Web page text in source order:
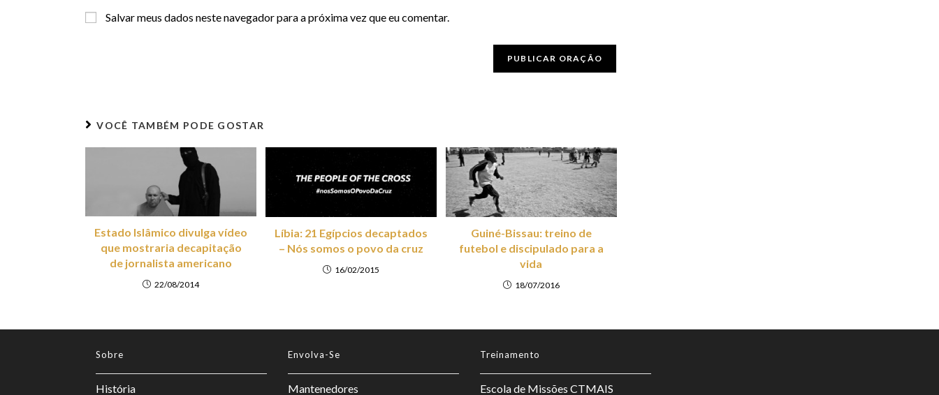
Salvar meus dados neste navegador para a próxima vez que eu comentar.
VOCÊ TAMBÉM PODE GOSTAR
Estado Islâmico divulga vídeo
que mostraria decapitação
de jornalista americano
22/08/2014
Líbia: 21 Egípcios decaptados
– Nós somos o povo da cruz
16/02/2015
Guiné-Bissau: treino de
futebol e discipulado para a
vida
18/07/2016
Sobre
História
Envolva-Se
Mantenedores
Treinamento
Escola de Missões CTMAIS